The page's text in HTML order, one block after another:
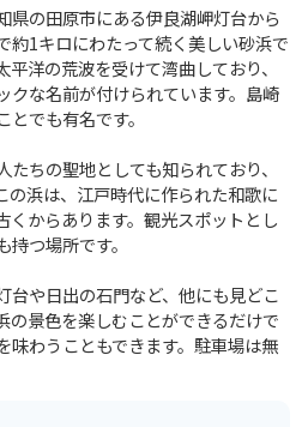
県の田原市にある伊良湖岬灯台から
約1キロにわたって続く美しい砂浜で
洋の荒波を受けて湾曲しており、
クな名前が付けられています。島崎
でも有名です。
ちの聖地としても知られており、
の浜は、江戸時代に作られた和歌に
くからあります。観光スポットとし
つ場所です。
台や日出の石門など、他にも見どこ
の景色を楽しむことができるだけで
味わうこともできます。駐車場は無